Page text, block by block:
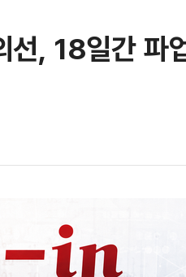
선, 18일간